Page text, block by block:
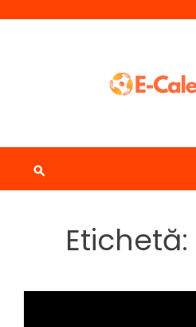
Etichetă: